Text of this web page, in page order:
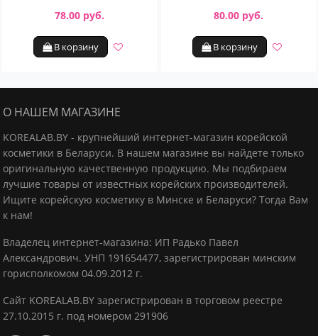
78.00 руб.
В корзину
80.00 руб.
В корзину
О НАШЕМ МАГАЗИНЕ
KOREALAB.BY - крупнейший интернет-магазин корейской
косметики в Беларуси. В нашем магазине вы найдете только
оригинальную качественную продукцию. Мы подбираем
лучшие товары от известных корейских производителей.
Ищите корейскую косметику в Минске и Беларуси? Тогда Вам
к нам!
Владелец интернет-магазина: ИП Радько Павел
Александрович. УНП 191654477, зарегистрирован минским
горисполкомом 04.09.2012 г.
Сайт KOREALAB.BY зарегистрирован в торговом реестре
27.10.2015 г. под номером 291906